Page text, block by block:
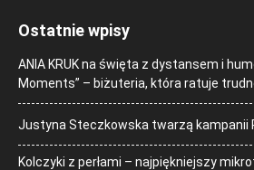
Ostatnie wpisy
ANIA KRUK na święta z dystansem i
Moments” – biżuteria, która ratuje
Justyna Steczkowska twarzą kampanii
Kolczyki z perłami – najpiękniejszy